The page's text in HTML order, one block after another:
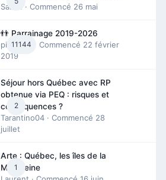
Sab74
· Commencé 26 mai
11144
👬 Parrainage 2019-2026
piinoush
· Commencé 22 février
2019
2
Séjour hors Québec avec RP
obtenue via PEQ : risques et
conséquences ?
Tarantino04 · Commencé 28
juillet
1
Arte : Québec, les îles de la
Madeleine